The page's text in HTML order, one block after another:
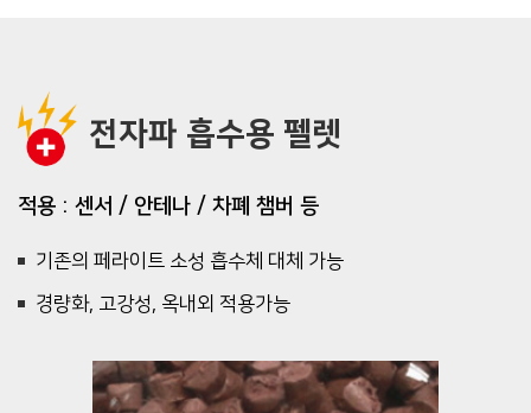
전자파 흡수용 펠렛
적용 : 센서 / 안테나 / 차폐 챔버 등
기존의 페라이트 소성 흡수체 대체 가능
경량화, 고강성, 옥내외 적용가능